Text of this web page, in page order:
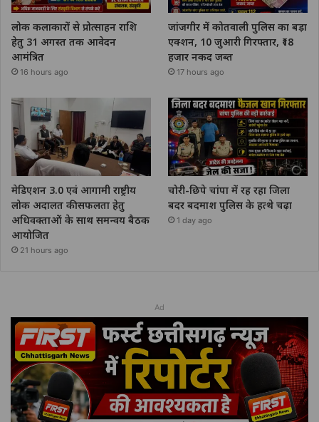
लोक कलाकारों से प्रोत्साहन राशि
हेतु 31 अगस्त तक आवेदन
आमंत्रित
16 hours ago
जांजगीर में कोतवाली पुलिस का बड़ा
एक्शन, 10 जुआरी गिरफ्तार, ₹18
हजार नकद जब्त
17 hours ago
मेडिएशन 3.0 एवं आगामी राष्ट्रीय
लोक अदालत की सफलता हेतु
अधिवक्ताओं के साथ समन्वय बैठक
आयोजित
21 hours ago
चोरी-छिपे चांपा में रह रहा जिला
बदर बदमाश पुलिस के हत्थे चढ़ा
1 day ago
Ad